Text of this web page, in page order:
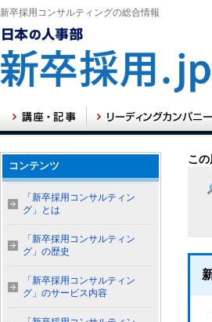
新卒採用コンサルティングの総合情報
こ
コンテンツ
「新卒採用コンサルティン
グ」とは
「新卒採用コンサルティン
グ」の歴史
「新卒採用コンサルティン
グ」のサービス内容